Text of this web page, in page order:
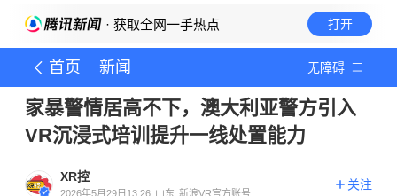
· 获取全网一手热点 打开
首页 新闻 无障碍
家暴警情居高不下，澳大利亚警方引入
VR沉浸式培训提升一线处置能力
XR控
2026年5月29日13:26 山东 新浪VR官方账号
关注